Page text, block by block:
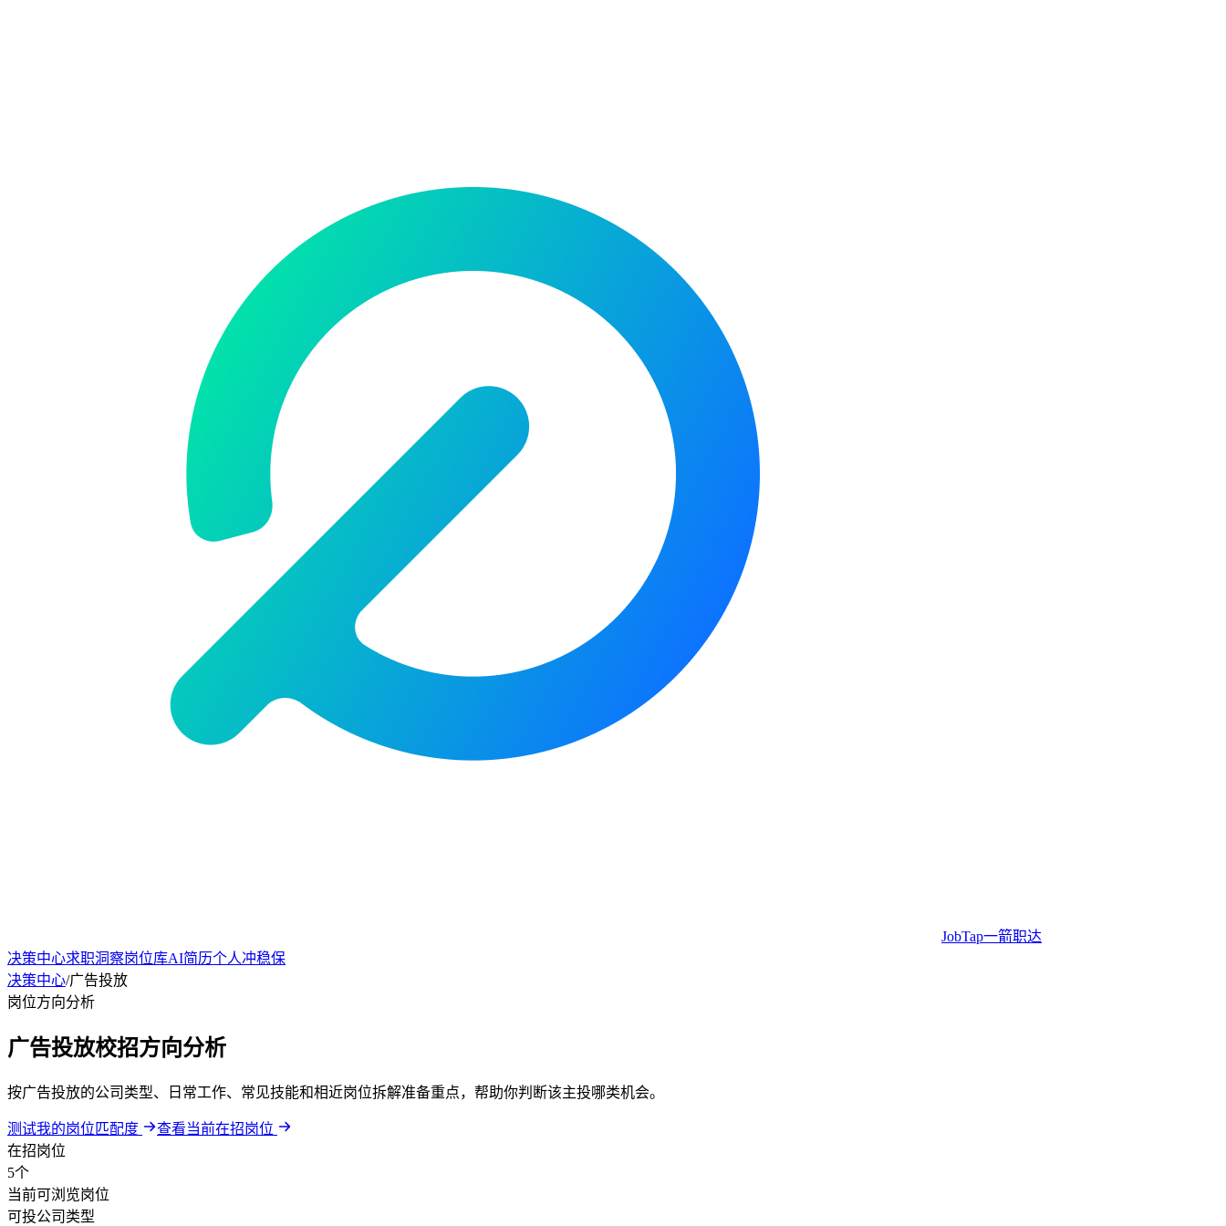
JobTap一箭职达
决策中心求职洞察岗位库AI简历个人冲稳保
决策中心/广告投放
岗位方向分析
广告投放校招方向分析
按广告投放的公司类型、日常工作、常见技能和相近岗位拆解准备重点，帮助你判断该主投哪类机会。
测试我的岗位匹配度
查看当前在招岗位
在招岗位
5个
当前可浏览岗位
可投公司类型